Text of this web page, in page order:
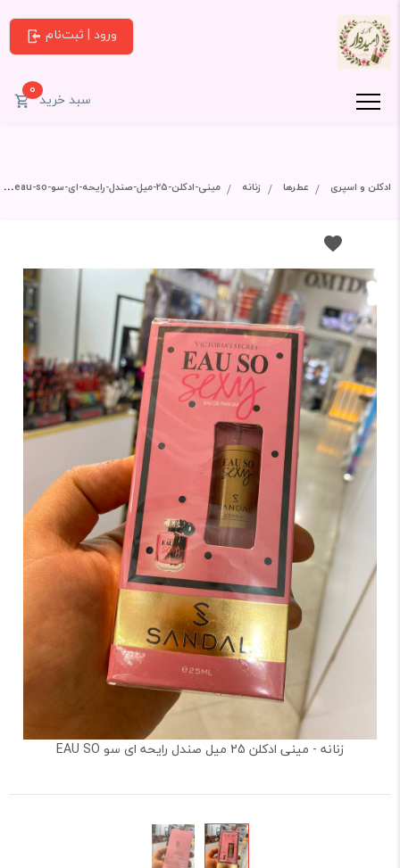
ورود | ثبت‌نام
سبد خرید0
ادکلن و اسپری عطرها زنانه مینی-ادکلن-25-میل-صندل-رایحه-ای-سو-eau-so
زنانه - مینی ادکلن 25 میل صندل رایحه ای سو EAU SO